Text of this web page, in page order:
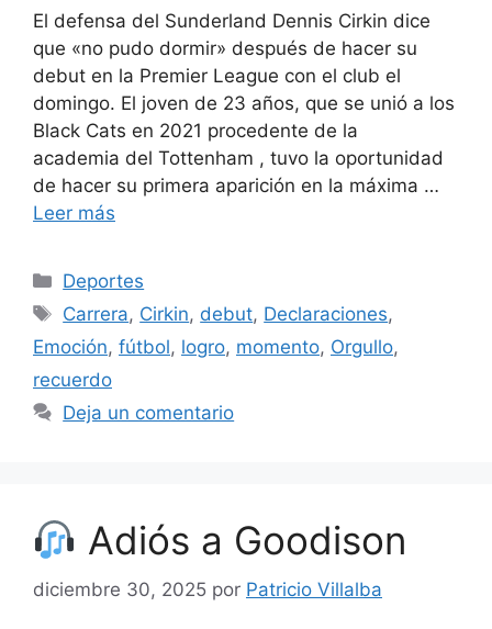
El defensa del Sunderland Dennis Cirkin dice
que «no pudo dormir» después de hacer su
debut en la Premier League con el club el
domingo. El joven de 23 años, que se unió a los
Black Cats en 2021 procedente de la
academia del Tottenham , tuvo la oportunidad
de hacer su primera aparición en la máxima …
Leer más
Categorías
Deportes
Etiquetas
Carrera, Cirkin, debut, Declaraciones,
Emoción, fútbol, logro, momento, Orgullo,
recuerdo
Deja un comentario
Adiós a Goodison
diciembre 30, 2025 por Patricio Villalba